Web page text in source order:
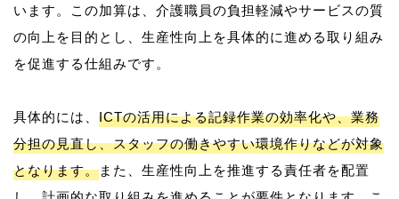
います。この加算は、介護職員の負担軽減やサービスの質
の向上を目的とし、生産性向上を具体的に進める取り組み
を促進する仕組みです。
具体的には、 ICTの活用による記録作業の効率化や、業務
分担の見直し、スタッフの働きやすい環境作りなどが対象
となります。また、生産性向上を推進する責任者を配置